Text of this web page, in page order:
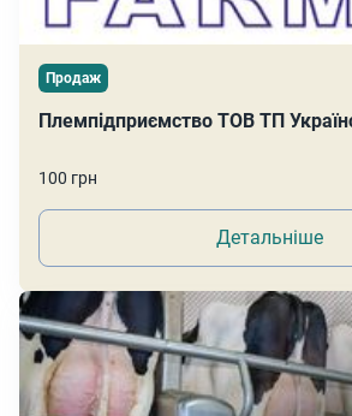
Продаж
Племпідприємство ТОВ ТП
100 грн
Детальніше